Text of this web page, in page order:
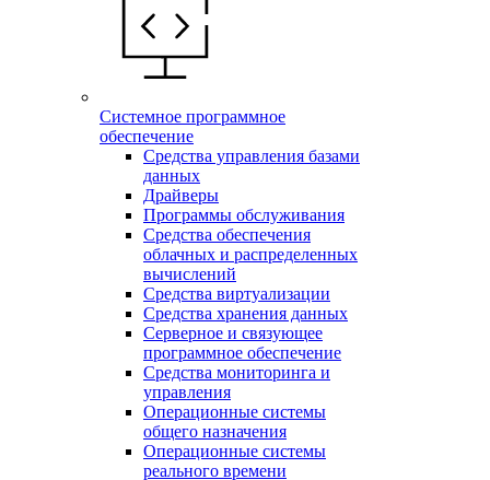
Системное программное
обеспечение
Средства управления базами
данных
Драйверы
Программы обслуживания
Средства обеспечения
облачных и распределенных
вычислений
Средства виртуализации
Средства хранения данных
Серверное и связующее
программное обеспечение
Средства мониторинга и
управления
Операционные системы
общего назначения
Операционные системы
реального времени